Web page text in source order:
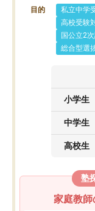
目的 私立中学
高校受験
国公立2
総合型選
小学生
中学生
高校生
塾
家庭教